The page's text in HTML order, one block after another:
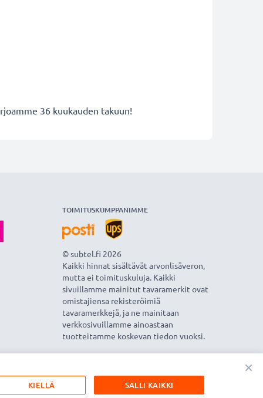
36 kuukauden takuun!
TOIMITUSKUMPPANIMME
© subtel.fi 2026
Kaikki hinnat sisältävät arvonlisäveron,
mutta ei toimituskuluja. Kaikki
sivuillamme mainitut tavaramerkit ovat
omistajiensa rekisteröimiä
tavaramerkkejä, ja ne mainitaan
verkkosivuillamme ainoastaan
tuotteitamme koskevan tiedon vuoksi.
×
SALLI KAIKKI
KIELLÄ